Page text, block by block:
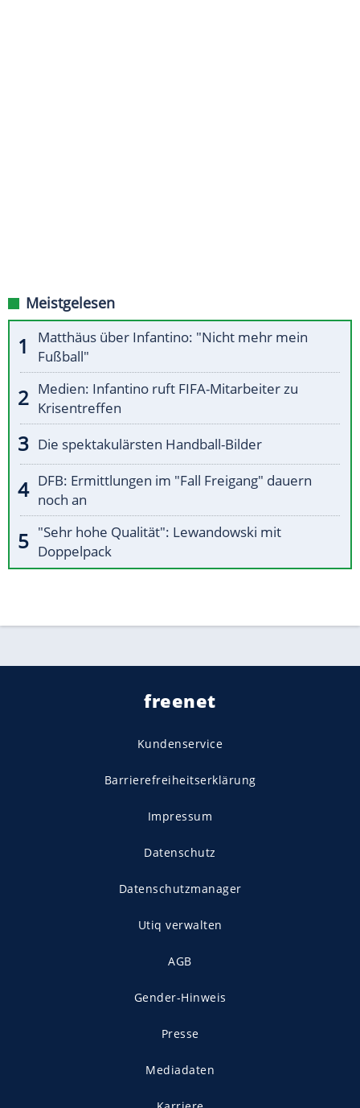
Meistgelesen
Matthäus über Infantino: "Nicht mehr mein
Fußball"
Medien: Infantino ruft FIFA-Mitarbeiter zu
Krisentreffen
Die spektakulärsten Handball-Bilder
DFB: Ermittlungen im "Fall Freigang" dauern
noch an
"Sehr hohe Qualität": Lewandowski mit
Doppelpack
freenet
Kundenservice
Barrierefreiheitserklärung
Impressum
Datenschutz
Datenschutzmanager
Utiq verwalten
AGB
Gender-Hinweis
Presse
Mediadaten